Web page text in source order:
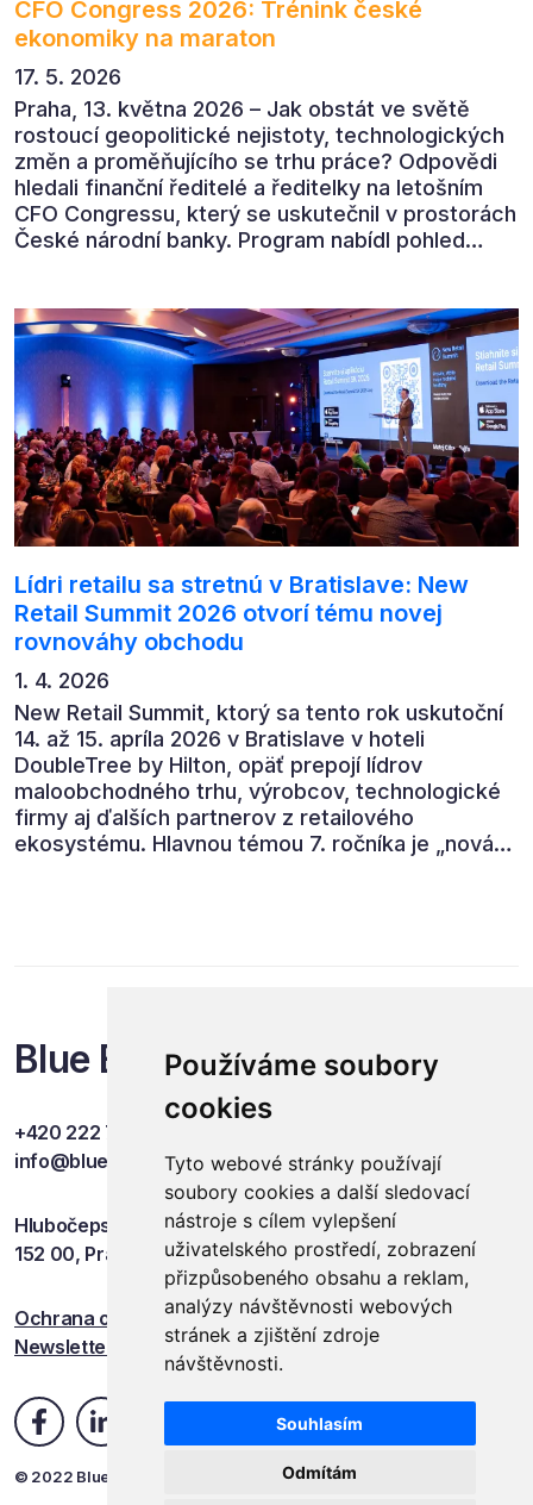
Používáme soubory
cookies
Tyto webové stránky používají
soubory cookies a další sledovací
nástroje s cílem vylepšení
uživatelského prostředí, zobrazení
přizpůsobeného obsahu a reklam,
analýzy návštěvnosti webových
stránek a zjištění zdroje
návštěvnosti.
Souhlasím
Odmítám
CFO Congress 2026: Trénink české
ekonomiky na maraton
17. 5. 2026
Praha, 13. května 2026 – Jak obstát ve světě
rostoucí geopolitické nejistoty, technologických
změn a proměňujícího se trhu práce? Odpovědi
hledali finanční ředitelé a ředitelky na letošním
CFO Congressu, který se uskutečnil v prostorách
České národní banky. Program nabídl pohled
automatizaci, leadership i budoucnost role CFO.
Lídri retailu sa stretnú v Bratislave: New
Retail Summit 2026 otvorí tému novej
rovnováhy obchodu
1. 4. 2026
New Retail Summit, ktorý sa tento rok uskutoční
14. až 15. apríla 2026 v Bratislave v hoteli
DoubleTree by Hilton, opäť prepojí lídrov
maloobchodného trhu, výrobcov, technologické
firmy aj ďalších partnerov z retailového
ekosystému. Hlavnou témou 7. ročníka je „nová
Blue Events
+420 222 749 841
info@blueevents.eu
Hlubočepská 701/38c
152 00, Praha 5
Ochrana osobních údajů
Newsletter
© 2022 Blue Events